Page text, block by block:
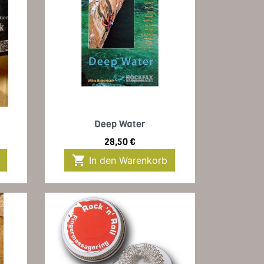
 Vorschau
Deep Water
Preis
28,50 €
 In den Warenkorb